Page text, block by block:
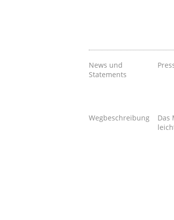
News und
Statements
Wegbeschreibung
Das